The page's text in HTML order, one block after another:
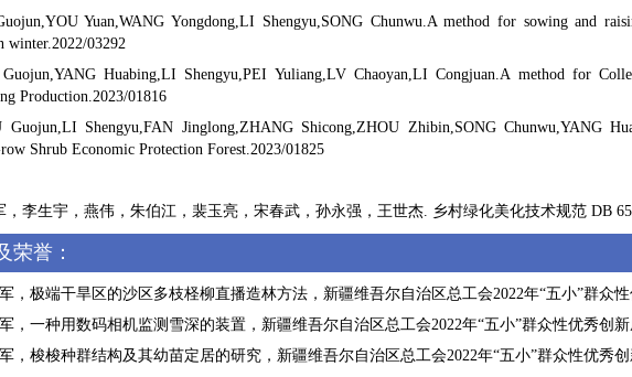
Yuan,WANG Yongdong,LI Shengyu,SONG Chunwu.A method for sowing and
winter.2022/03292
Huabing,LI Shengyu,PEI Yuliang,LV Chaoyan,LI Congjuan.A method for
Production.2023/01816
Guojun,LI Shengyu,FAN Jinglong,ZHANG Shicong,ZHOU Zhibin,SONG Chunwu,YANG
Shrub Economic Protection Forest.2023/01825
，李生宇，燕伟，朱伯江，裴玉亮，宋春武，孙永强，王世杰. 乡村绿化美化技术规范 DB
荣誉：
，极端干旱区的沙区多枝柽柳直播造林方法，新疆维吾尔自治区总工会2022年“五小”群众性
，一种用数码相机监测雪深的装置，新疆维吾尔自治区总工会2022年“五小”群众性优秀创新
，梭梭种群结构及其幼苗定居的研究，新疆维吾尔自治区总工会2022年“五小”群众性优秀创